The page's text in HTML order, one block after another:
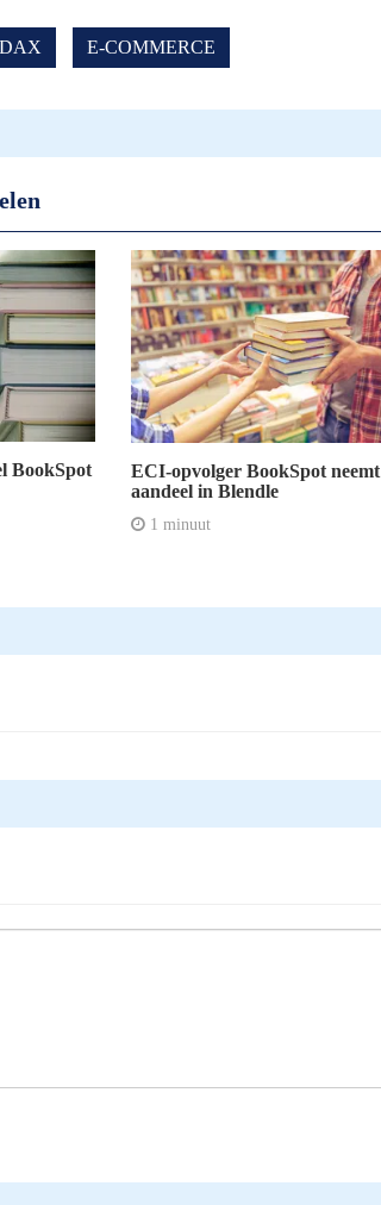
E-COMMERCE
BookSpot
ECI-opvolger BookSpot neemt
aandeel in Blendle
1 minuut